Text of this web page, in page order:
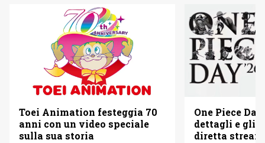
Toei Animation festeggia 70
anni con un video speciale
sulla sua storia
One Piece
dettagli e gli
diretta